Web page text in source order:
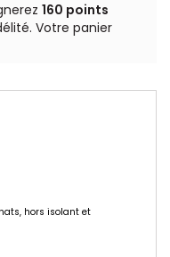
160 points
Votre panier
hors isolant et